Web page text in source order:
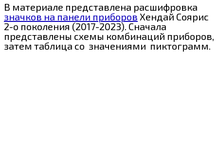
В материале представлена расшифровка
значков на панели приборов Хендай Соярис
2-о поколения (2017-2023). Сначала
представлены схемы комбинаций приборов,
затем таблица со значениями пиктограмм.